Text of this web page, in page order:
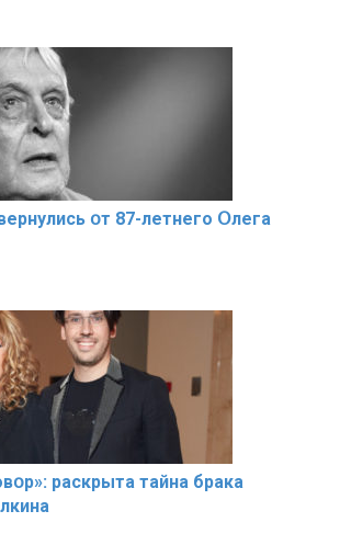
օт 87-лeтнего Օлега
рaскрыта тaйна брaка